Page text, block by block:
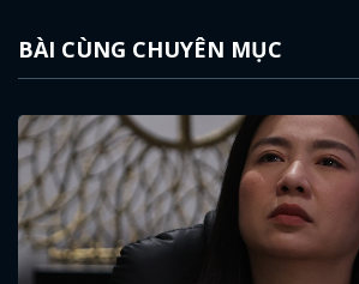
BÀI CÙNG CHUYÊN MỤC